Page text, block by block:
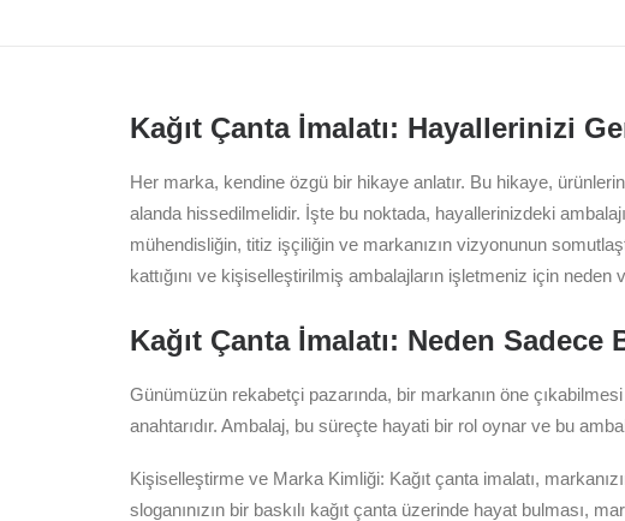
Kağıt Çanta İmalatı: Hayallerinizi
Her marka, kendine özgü bir hikaye anlatır. Bu hikaye,
alanda hissedilmelidir. İşte bu noktada, hayallerinizdeki
mühendisliğin, titiz işçiliğin ve markanızın vizyonunun
kattığını ve kişiselleştirilmiş ambalajların işletmeniz için
Kağıt Çanta İmalatı: Neden
Günümüzün rekabetçi pazarında, bir markanın öne
anahtarıdır. Ambalaj, bu süreçte hayati bir rol oynar ve bu
Kişiselleştirme ve Marka Kimliği: Kağıt çanta imalatı,
sloganınızın bir baskılı kağıt çanta üzerinde hayat bulması,